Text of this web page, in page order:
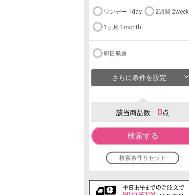
ワンデー 1day 2週間 2week
1ヶ月 1month
即日発送
さらに条件を設定
該当商品数 0点
検索する
検索条件リセット